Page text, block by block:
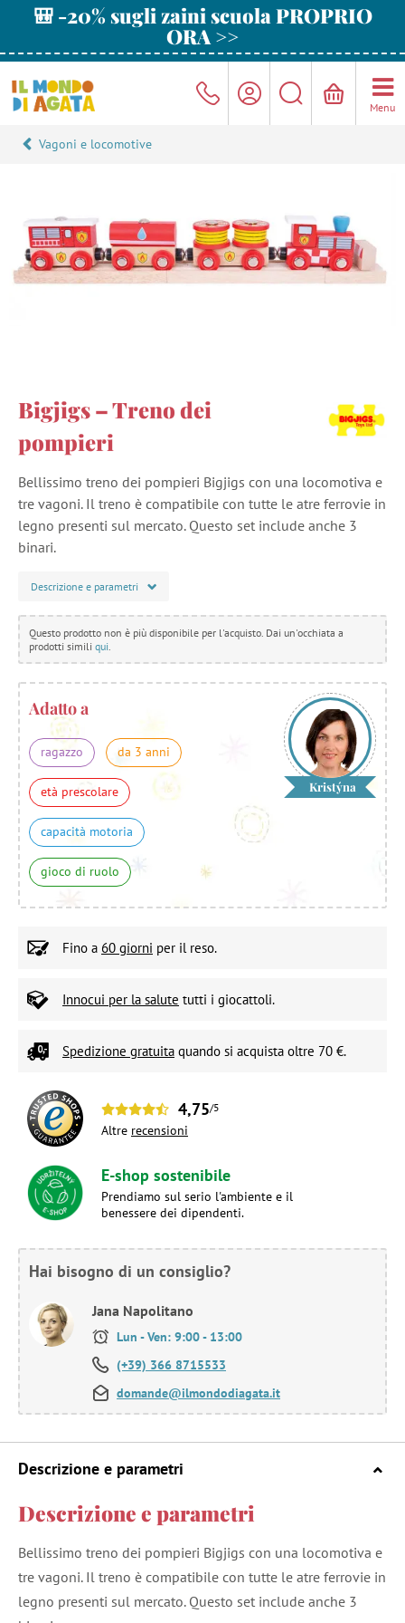
🎒 -20% sugli zaini scuola PROPRIO
ORA >>
Menu
Vagoni e locomotive
Bigjigs – Treno dei
pompieri
Bellissimo treno dei pompieri Bigjigs con una locomotiva e
tre vagoni. Il treno è compatibile con tutte le atre ferrovie in
legno presenti sul mercato. Questo set include anche 3
binari.
Descrizione e parametri
Questo prodotto non è più disponibile per l'acquisto. Dai un'occhiata a
prodotti simili qui.
Adatto a
ragazzo da 3 anni
età prescolare
capacità motoria
gioco di ruolo
Kristýna
Fino a 60 giorni per il reso.
Innocui per la salute tutti i giocattoli.
Spedizione gratuita quando si acquista oltre 70 €.
4,75/5
Altre recensioni
E-shop sostenibile
Prendiamo sul serio l'ambiente e il
benessere dei dipendenti.
Hai bisogno di un consiglio?
Jana Napolitano
Lun - Ven: 9:00 - 13:00
(+39) 366 8715533
domande@ilmondodiagata.it
Descrizione e parametri
Descrizione e parametri
Bellissimo treno dei pompieri Bigjigs con una locomotiva e
tre vagoni. Il treno è compatibile con tutte le atre ferrovie in
legno presenti sul mercato. Questo set include anche 3